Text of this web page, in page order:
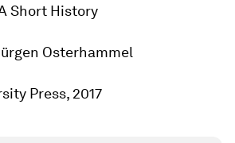
Short History
Osterhammel
Press, 2017